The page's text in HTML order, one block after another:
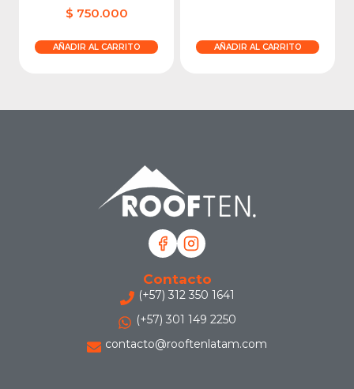
$ 750.000
AÑADIR AL CARRITO AÑADIR AL CARRITO
Contacto
(+57) 312 350 1641
(+57) 301 149 2250
contacto@rooftenlatam.com